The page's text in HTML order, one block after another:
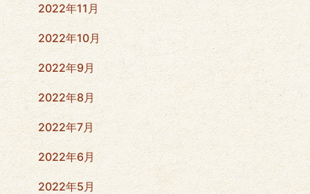
2022年11月
2022年10月
2022年9月
2022年8月
2022年7月
2022年6月
2022年5月